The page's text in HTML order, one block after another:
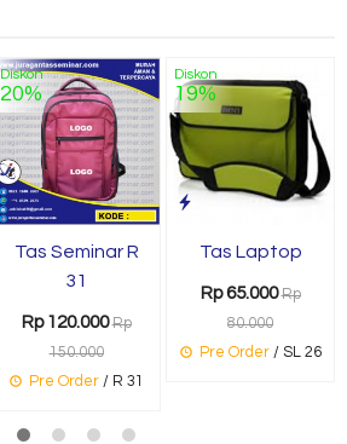
Diskon
20%
Tas Seminar R
31
Rp 120.000 Rp
150.000
Pre Order/ R 31
Diskon
19%
Tas Laptop
Rp 65.000 Rp
80.000
Pre Order/ SL 26